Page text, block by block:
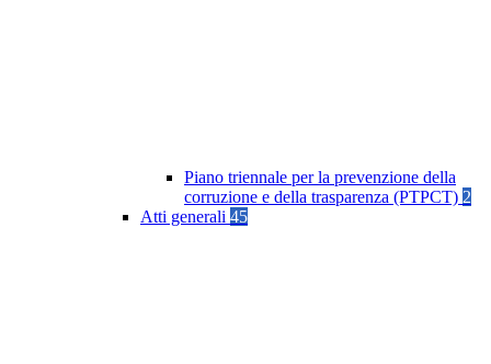
Piano triennale per la prevenzione della
corruzione e della trasparenza (PTPCT) 2
Atti generali 45